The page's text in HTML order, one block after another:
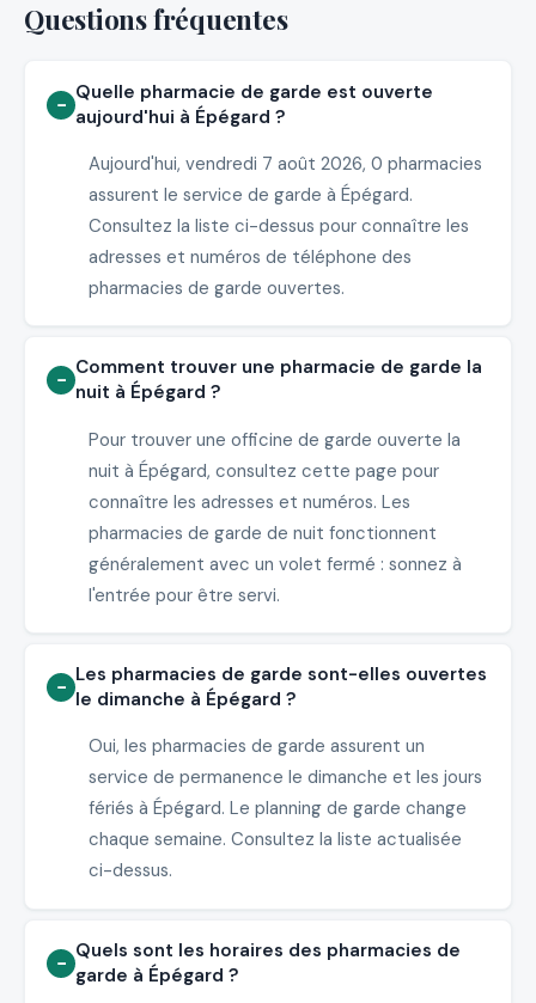
Questions fréquentes
Quelle pharmacie de garde est ouverte
aujourd'hui à Épégard ?
Aujourd'hui, vendredi 7 août 2026, 0 pharmacies
assurent le service de garde à Épégard.
Consultez la liste ci-dessus pour connaître les
adresses et numéros de téléphone des
pharmacies de garde ouvertes.
Comment trouver une pharmacie de garde la
nuit à Épégard ?
Pour trouver une officine de garde ouverte la
nuit à Épégard, consultez cette page pour
connaître les adresses et numéros. Les
pharmacies de garde de nuit fonctionnent
généralement avec un volet fermé : sonnez à
l'entrée pour être servi.
Les pharmacies de garde sont-elles ouvertes
le dimanche à Épégard ?
Oui, les pharmacies de garde assurent un
service de permanence le dimanche et les jours
fériés à Épégard. Le planning de garde change
chaque semaine. Consultez la liste actualisée
ci-dessus.
Quels sont les horaires des pharmacies de
garde à Épégard ?